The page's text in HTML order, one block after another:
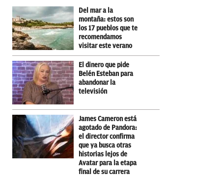
Del mar a la
montaña: estos son
los 17 pueblos que te
recomendamos
visitar este verano
El dinero que pide
Belén Esteban para
abandonar la
televisión
James Cameron está
agotado de Pandora:
el director confirma
que ya busca otras
historias lejos de
Avatar para la etapa
final de su carrera